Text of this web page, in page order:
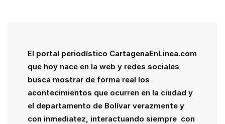
El portal periodístico CartagenaEnLinea.com
que hoy nace en la web y redes sociales
busca mostrar de forma real los
acontecimientos que ocurren en la ciudad y
el departamento de Bolívar verazmente y
con inmediatez, interactuando siempre con